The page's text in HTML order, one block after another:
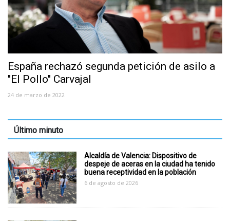
España rechazó segunda petición de asilo a
"El Pollo" Carvajal
24 de marzo de 2022
Último minuto
Alcaldía de Valencia: Dispositivo de
despeje de aceras en la ciudad ha tenido
buena receptividad en la población
6 de agosto de 2026